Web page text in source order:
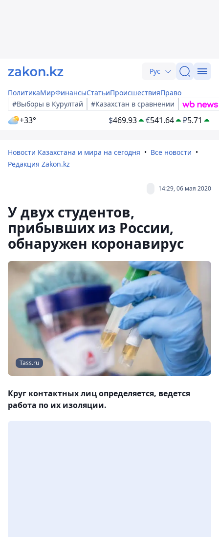
Рус
ПолитикаМирФинансыСтатьиПроисшествияПраво
#Выборы в Курултай
#Казахстан в сравнении
+33° $469.93 €541.64 ₽5.71
Новости Казахстана и мира на сегодня
Все новости
Редакция Zakon.kz
14:29, 06 мая 2020
У двух студентов,
прибывших из России,
обнаружен коронавирус
Tass.ru
Круг контактных лиц определяется, ведется
работа по их изоляции.